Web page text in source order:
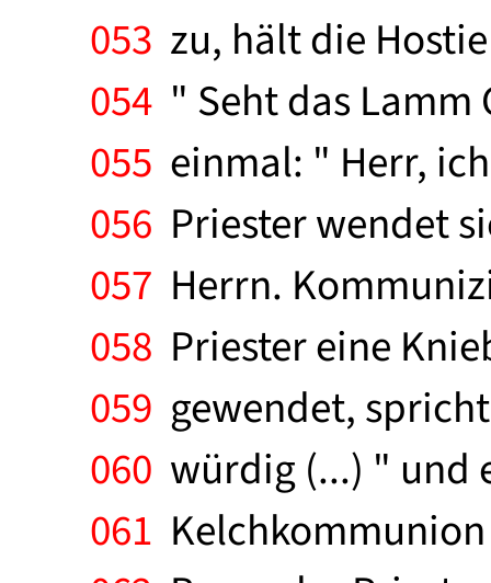
053 zu, hält die
054 " Seht das Lamm
055 einmal: " Herr,
056 Priester wendet
057 Herrn.
058 Priester eine
059 gewendet,
060 würdig (...) " und
061